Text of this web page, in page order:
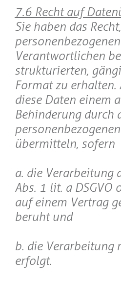
7.6 Recht auf
Sie haben das
Verantwortlichen
strukturierten,
Format zu erhalten.
diese Daten einem
Behinderung durch
übermitteln, sofern
a. die Verarbeitung
Abs. 1 lit. a DSGVO
auf einem Vertrag
beruht und
b. die
erfolgt.